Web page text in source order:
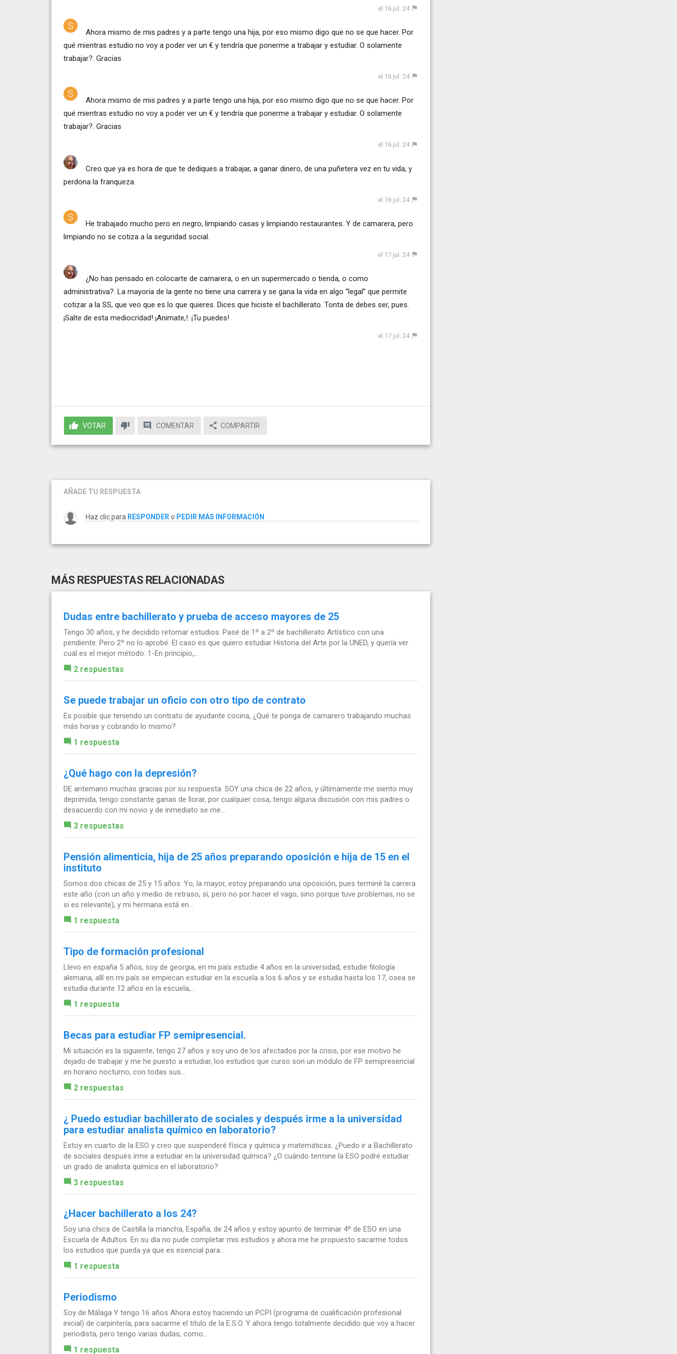
el 16 jul. 24
Ahora mismo de mis padres y a parte tengo una hija, por eso mismo digo que no se que hacer. Por
qué mientras estudio no voy a poder ver un € y tendría que ponerme a trabajar y estudiar. O solamente
trabajar?. Gracias
el 16 jul. 24
Ahora mismo de mis padres y a parte tengo una hija, por eso mismo digo que no se que hacer. Por
qué mientras estudio no voy a poder ver un € y tendría que ponerme a trabajar y estudiar. O solamente
trabajar?. Gracias
el 16 jul. 24
Creo que ya es hora de que te dediques a trabajar, a ganar dinero, de una puñetera vez en tu vida, y
perdona la franqueza.
el 16 jul. 24
He trabajado mucho pero en negro, limpiando casas y limpiando restaurantes. Y de camarera, pero
limpiando no se cotiza a la seguridad social.
el 17 jul. 24
¿No has pensado en colocarte de camarera, o en un supermercado o tienda, o como
administrativa?. La mayoria de la gente no tiene una carrera y se gana la vida en algo “legal” que permite
cotizar a la SS, que veo que es lo que quieres. Dices que hiciste el bachillerato. Tonta de debes ser, pues.
¡Salte de esta mediocridad! ¡Animate,!. ¡Tu puedes!
el 17 jul. 24
VOTAR COMENTAR COMPARTIR
AÑADE TU RESPUESTA
Haz clic para RESPONDERo PEDIR MÁS INFORMACIÓN
MÁS RESPUESTAS RELACIONADAS
Dudas entre bachillerato y prueba de acceso mayores de 25
Tengo 30 años, y he decidido retomar estudios. Pasé de 1º a 2º de bachillerato Artístico con una
pendiente. Pero 2º no lo aprobé. El caso es que quiero estudiar Historia del Arte por la UNED, y quería ver
cuál es el mejor método: 1-En principio,...
2 respuestas
Se puede trabajar un oficio con otro tipo de contrato
Es posible que teniendo un contrato de ayudante cocina, ¿Qué te ponga de camarero trabajando muchas
más horas y cobrando lo mismo?
1 respuesta
¿Qué hago con la depresión?
DE antemano muchas gracias por su respuesta. SOY una chica de 22 años, y últimamente me siento muy
deprimida, tengo constante ganas de llorar, por cualquier cosa, tengo alguna discusión con mis padres o
desacuerdo con mi novio y de inmediato se me...
3 respuestas
Pensión alimenticia, hija de 25 años preparando oposición e hija de 15 en el
instituto
Somos dos chicas de 25 y 15 años. Yo, la mayor, estoy preparando una oposición, pues terminé la carrera
este año (con un año y medio de retraso, sí, pero no por hacer el vago, sino porque tuve problemas, no se
si es relevante), y mi hermana está en...
1 respuesta
Tipo de formación profesional
Llevo en españa 5 años, soy de georgia, en mi país estudie 4 años en la universidad, estudie filología
alemana, allí en mi país se empiecan estudiar en la escuela a los 6 años y se estudia hasta los 17, osea se
estudia durante 12 años en la escuela,...
1 respuesta
Becas para estudiar FP semipresencial.
Mi situación es la siguiente, tengo 27 años y soy uno de los afectados por la crisis, por ese motivo he
dejado de trabajar y me he puesto a estudiar, los estudios que curso son un módulo de FP semipresencial
en horario nocturno, con todas sus...
2 respuestas
¿ Puedo estudiar bachillerato de sociales y después irme a la universidad
para estudiar analista químico en laboratorio?
Estoy en cuarto de la ESO y creo que suspenderé física y química y matemáticas. ¿Puedo ir a Bachillerato
de sociales después irme a estudiar en la universidad química? ¿O cuándo termine la ESO podré estudiar
un grado de analista química en el laboratorio?
3 respuestas
¿Hacer bachillerato a los 24?
Soy una chica de Castilla la mancha, España, de 24 años y estoy apunto de terminar 4º de ESO en una
Escuela de Adultos. En su día no pude completar mis estudios y ahora me he propuesto sacarme todos
los estudios que pueda ya que es esencial para...
1 respuesta
Periodismo
Soy de Málaga Y tengo 16 años Ahora estoy haciendo un PCPI (programa de cualificación profesional
inicial) de carpintería, para sacarme el titulo de la E.S.O. Y ahora tengo totalmente decidido que voy a hacer
periodista, pero tengo varias dudas, como...
1 respuesta